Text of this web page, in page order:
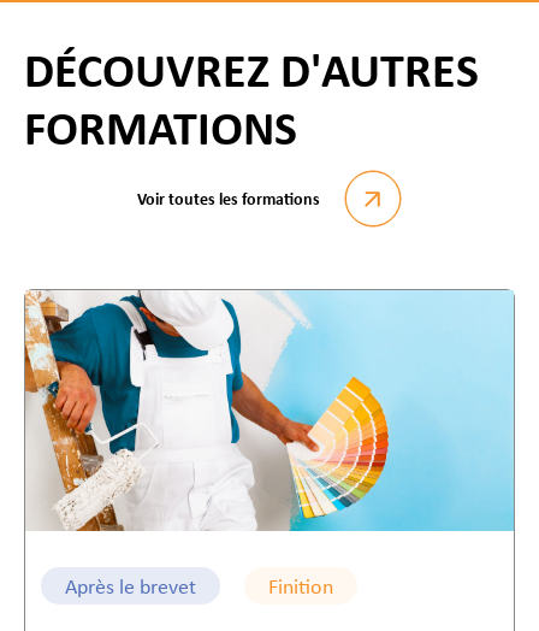
DÉCOUVREZ D'AUTRES
FORMATIONS
Voir toutes les formations
Après le brevet Finition